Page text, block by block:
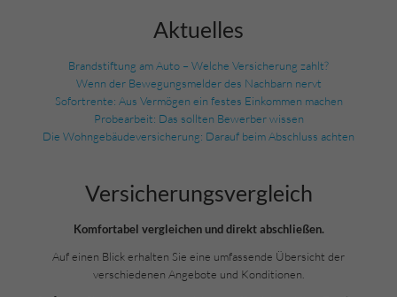
Aktuelles
Brandstiftung am Auto – Welche Versicherung zahlt?
Wenn der Bewegungsmelder des Nachbarn nervt
Sofortrente: Aus Vermögen ein festes Einkommen machen
Probearbeit: Das sollten Bewerber wissen
Die Wohngebäudeversicherung: Darauf beim Abschluss achten
Versicherungs­vergleich
Komfortabel vergleichen und direkt abschließen.
Auf einen Blick erhalten Sie eine umfassende Übersicht der
verschiedenen Angebote und Konditionen.